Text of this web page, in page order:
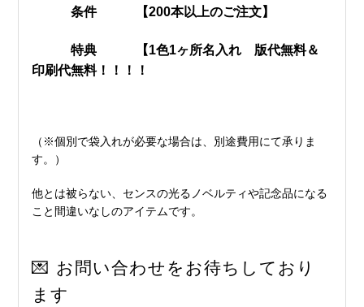
条件 【200本以上のご注文】
特典 【1色1ヶ所名入れ 版代無料＆
印刷代無料！！！！
（※個別で袋入れが必要な場合は、別途費用にて承りま
す。）
他とは被らない、センスの光るノベルティや記念品になる
こと間違いなしのアイテムです。
💌 お問い合わせをお待ちしており
ます